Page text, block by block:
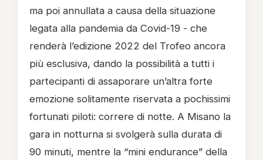
ma poi annullata a causa della situazione
legata alla pandemia da Covid-19 - che
renderà l’edizione 2022 del Trofeo ancora
più esclusiva, dando la possibilità a tutti i
partecipanti di assaporare un’altra forte
emozione solitamente riservata a pochissimi
fortunati piloti: correre di notte. A Misano la
gara in notturna si svolgerà sulla durata di
90 minuti, mentre la “mini endurance” della